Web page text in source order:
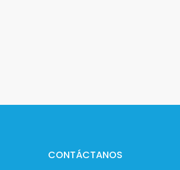
CONTÁCTANOS